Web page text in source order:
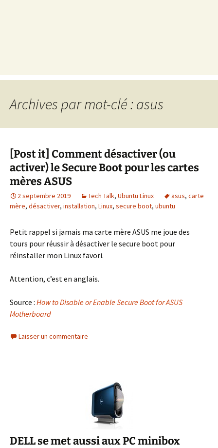
Archives par mot-clé : asus
[Post it] Comment désactiver (ou
activer) le Secure Boot pour les cartes
mères ASUS
2 septembre 2019 Tech Talk, Ubuntu Linux asus, carte
mère, désactiver, installation, Linux, secure boot, ubuntu
Petit rappel si jamais ma carte mère ASUS me joue des
tours pour réussir à désactiver le secure boot pour
réinstaller mon Linux favori.
Attention, c’est en anglais.
Source : How to Disable or Enable Secure Boot for ASUS
Motherboard
Laisser un commentaire
DELL se met aussi aux PC minibox